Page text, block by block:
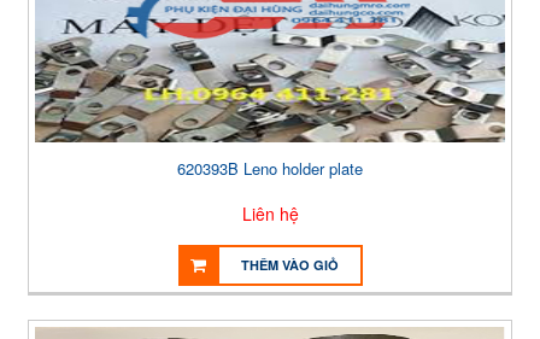
620393B Leno holder plate
Liên hệ
THÊM VÀO GIỎ